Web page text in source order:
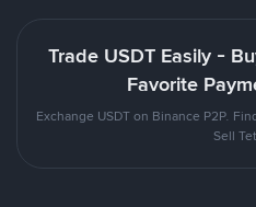
Trade USDT Easily -
Favorite
Exchange USDT on Binance P2P.
Sell